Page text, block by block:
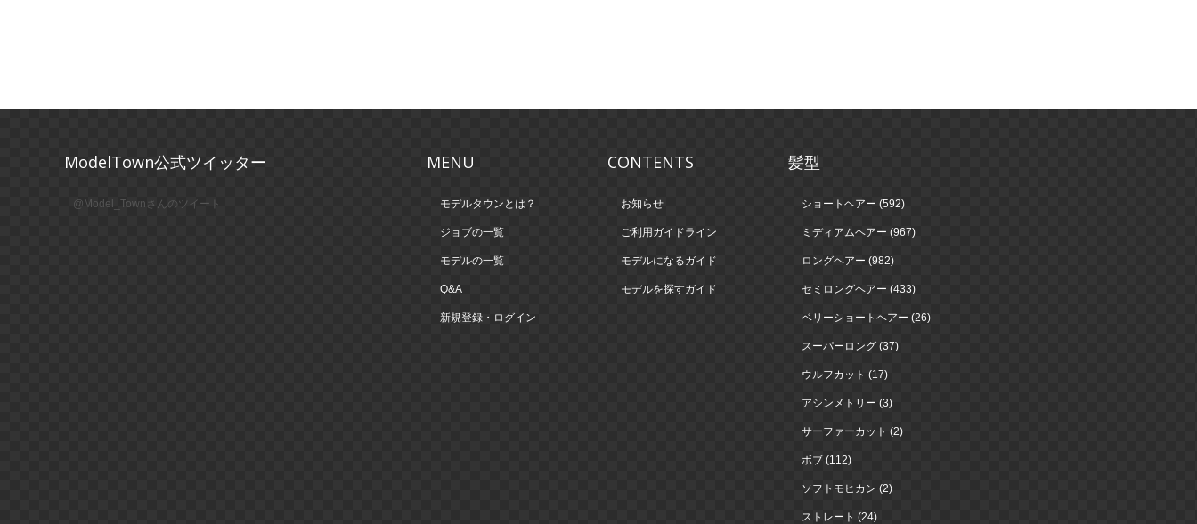
ModelTown公式ツイッター
@Model_Townさんのツイート
MENU
モデルタウンとは？
ジョブの一覧
モデルの一覧
Q&A
新規登録・ログイン
CONTENTS
お知らせ
ご利用ガイドライン
モデルになるガイド
モデルを探すガイド
髪型
ショートヘアー (592)
ミディアムヘアー (967)
ロングヘアー (982)
セミロングヘアー (433)
ベリーショートヘアー (26)
スーパーロング (37)
ウルフカット (17)
アシンメトリー (3)
サーファーカット (2)
ボブ (112)
ソフトモヒカン (2)
ストレート (24)